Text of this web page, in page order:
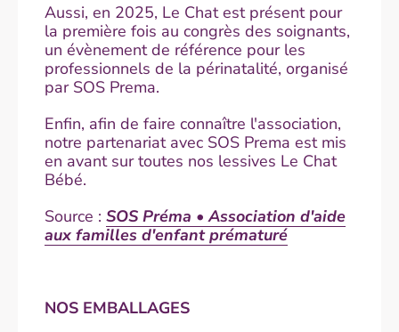
Aussi, en 2025, Le Chat est présent pour
la première fois au congrès des soignants,
un évènement de référence pour les
professionnels de la périnatalité, organisé
par SOS Prema.
Enfin, afin de faire connaître l'association,
notre partenariat avec SOS Prema est mis
en avant sur toutes nos lessives Le Chat
Bébé.
Source : SOS Préma • Association d'aide
aux familles d'enfant prématuré
NOS EMBALLAGES